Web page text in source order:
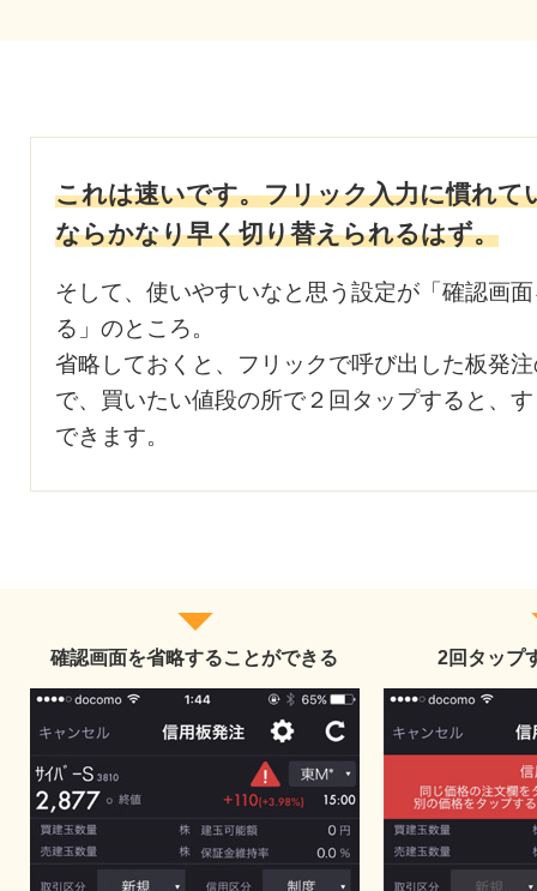
これは速いです。フリック入力に慣れて
ならかなり早く切り替えられるはず。
そして、使いやすいなと思う設定が「確認画
る」のところ。
省略しておくと、フリックで呼び出した板発
で、買いたい値段の所で２回タップすると、
できます。
確認画面を省略することができる 2回タップ